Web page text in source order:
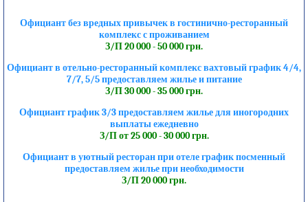
Официант без вредных привычек в гостинично-ресторанный
комплекс с проживанием
З/П 20 000 - 50 000 грн.
Официант в отельно-ресторанный комплекс вахтовый график 4/4,
7/7, 5/5 предоставляем жилье и питание
З/П 30 000 - 35 000 грн.
Официант график 3/3 предоставляем жилье для иногородних
выплаты ежедневно
З/П от 25 000 - 30 000 грн.
Официант в уютный ресторан при отеле график посменный
предоставляем жилье при необходимости
З/П 20 000 грн.